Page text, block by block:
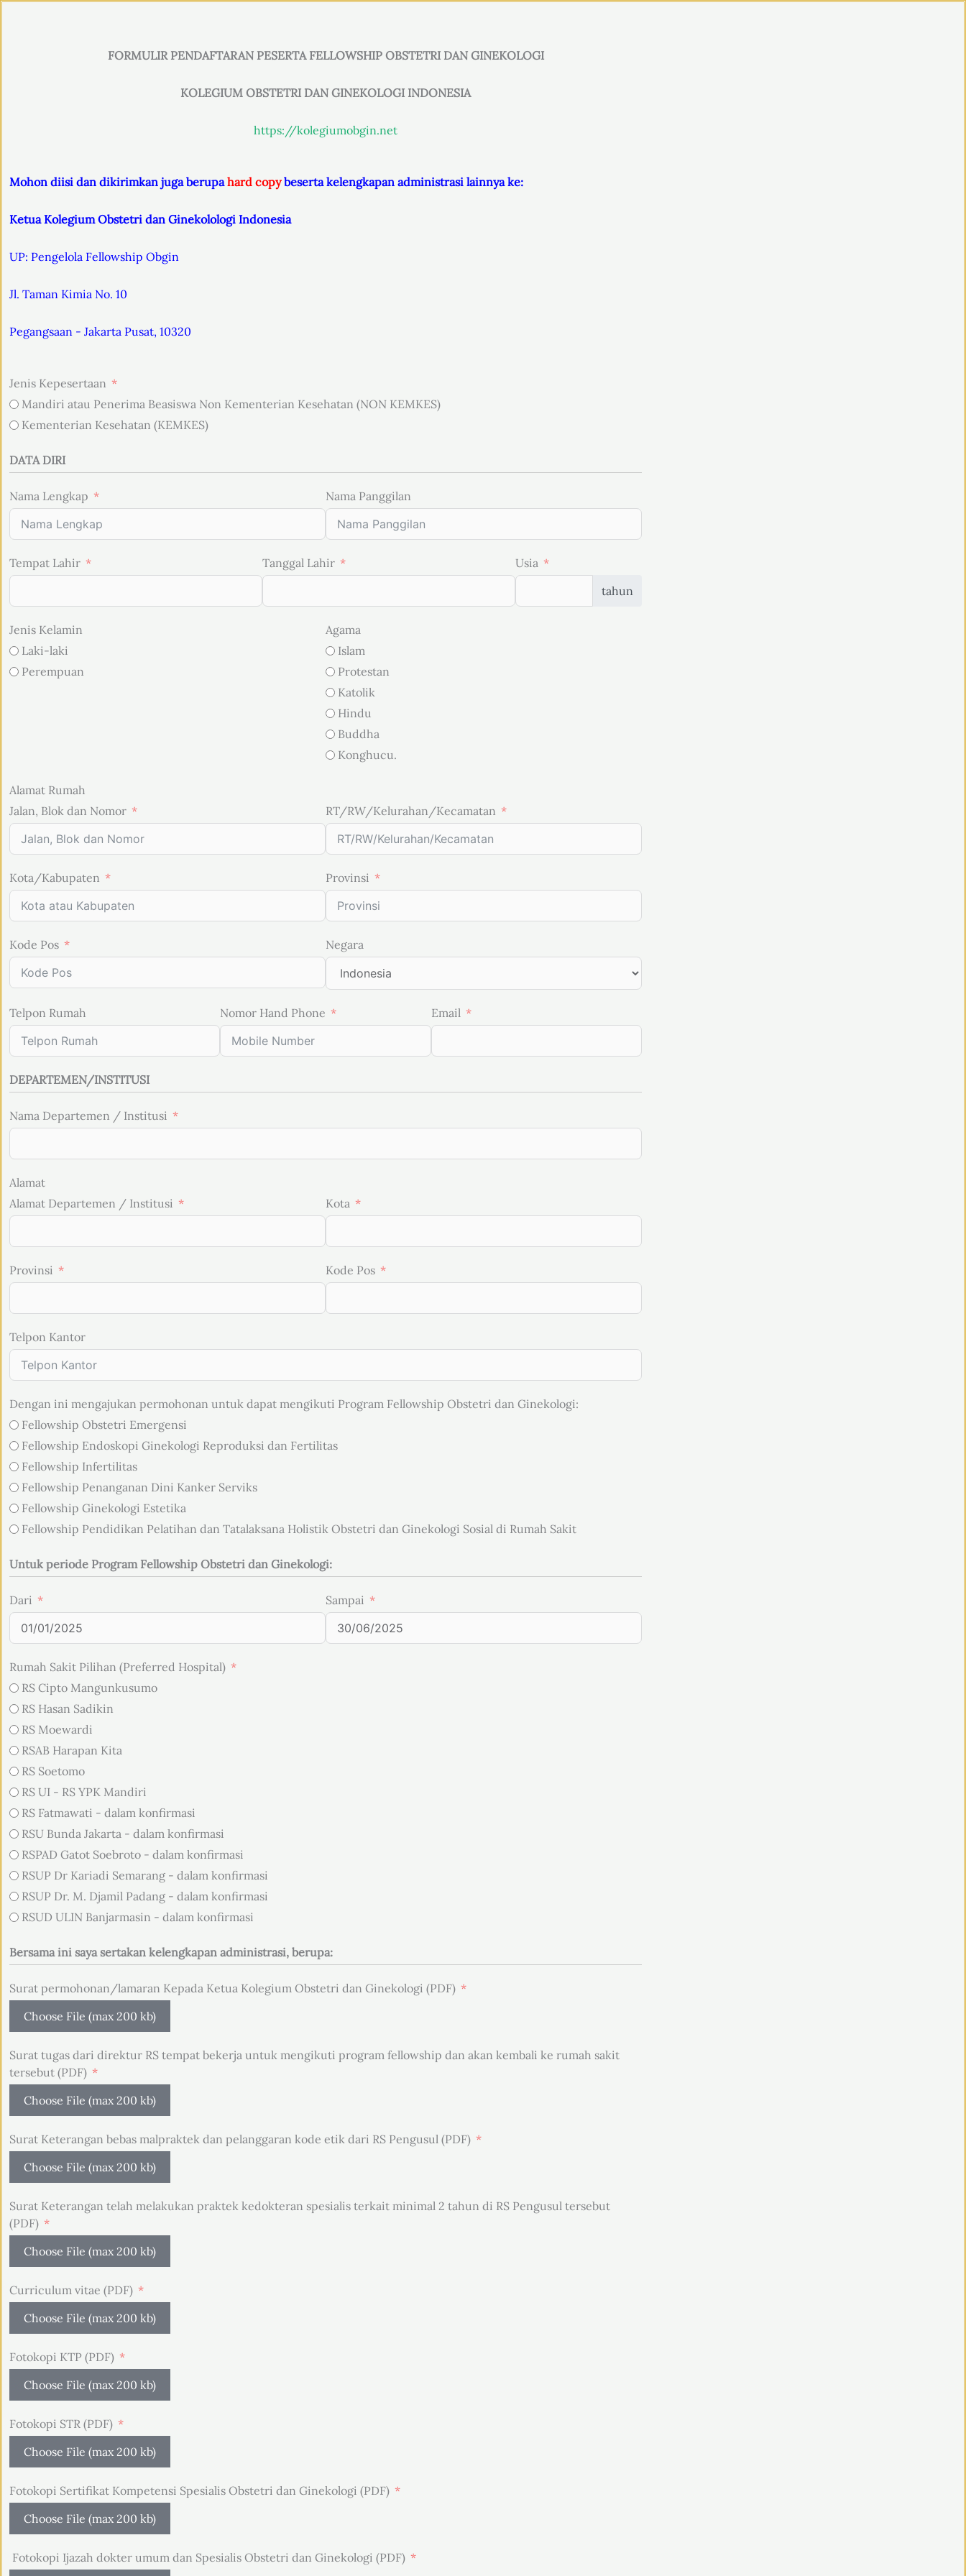
FORMULIR PENDAFTARAN PESERTA FELLOWSHIP OBSTETRI DAN GINEKOLOGI
KOLEGIUM OBSTETRI DAN GINEKOLOGI INDONESIA
https://kolegiumobgin.net
Mohon diisi dan dikirimkan juga berupahard copybeserta kelengkapan administrasi lainnya ke:
Ketua Kolegium Obstetri dan Ginekolologi Indonesia
UP: Pengelola Fellowship Obgin
Jl. Taman Kimia No. 10
Pegangsaan - Jakarta Pusat, 10320
Jenis Kepesertaan
Mandiri atau Penerima Beasiswa Non Kementerian Kesehatan (NON KEMKES)
Kementerian Kesehatan (KEMKES)
DATA DIRI
Nama Lengkap Nama Panggilan
Tempat Lahir Tanggal Lahir
Usia
tahun
Jenis Kelamin
Laki-laki
Perempuan
Agama
Islam
Protestan
Katolik
Hindu
Buddha
Konghucu.
Alamat Rumah
Jalan, Blok dan Nomor
RT/RW/Kelurahan/Kecamatan
Kota/Kabupaten Provinsi
Kode Pos Negara
Telpon Rumah Nomor Hand Phone Email
DEPARTEMEN/INSTITUSI
Nama Departemen / Institusi
Alamat
Alamat Departemen / Institusi
Kota
Provinsi Kode Pos
Telpon Kantor
Dengan ini mengajukan permohonan untuk dapat mengikuti Program Fellowship Obstetri dan Ginekologi:
Fellowship Obstetri Emergensi
Fellowship Endoskopi Ginekologi Reproduksi dan Fertilitas
Fellowship Infertilitas
Fellowship Penanganan Dini Kanker Serviks
Fellowship Ginekologi Estetika
Fellowship Pendidikan Pelatihan dan Tatalaksana Holistik Obstetri dan Ginekologi Sosial di Rumah Sakit
Untuk periode Program Fellowship Obstetri dan Ginekologi:
Dari Sampai
Rumah Sakit Pilihan (Preferred Hospital)
RS Cipto Mangunkusumo
RS Hasan Sadikin
RS Moewardi
RSAB Harapan Kita
RS Soetomo
RS UI - RS YPK Mandiri
RS Fatmawati - dalam konfirmasi
RSU Bunda Jakarta - dalam konfirmasi
RSPAD Gatot Soebroto - dalam konfirmasi
RSUP Dr Kariadi Semarang - dalam konfirmasi
RSUP Dr. M. Djamil Padang - dalam konfirmasi
RSUD ULIN Banjarmasin - dalam konfirmasi
Bersama ini saya sertakan kelengkapan administrasi, berupa:
Surat permohonan/lamaran Kepada Ketua Kolegium Obstetri dan Ginekologi (PDF)
Choose File (max 200 kb)
Surat tugas dari direktur RS tempat bekerja untuk mengikuti program fellowship dan akan kembali ke rumah sakit
tersebut (PDF)
Choose File (max 200 kb)
Surat Keterangan bebas malpraktek dan pelanggaran kode etik dari RS Pengusul (PDF)
Choose File (max 200 kb)
Surat Keterangan telah melakukan praktek kedokteran spesialis terkait minimal 2 tahun di RS Pengusul tersebut
(PDF)
Choose File (max 200 kb)
Curriculum vitae (PDF)
Choose File (max 200 kb)
Fotokopi KTP (PDF)
Choose File (max 200 kb)
Fotokopi STR (PDF)
Choose File (max 200 kb)
Fotokopi Sertifikat Kompetensi Spesialis Obstetri dan Ginekologi (PDF)
Choose File (max 200 kb)
Fotokopi Ijazah dokter umum dan Spesialis Obstetri dan Ginekologi (PDF)